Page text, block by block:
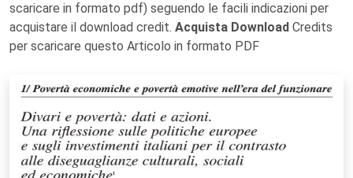
scaricare in formato pdf) seguendo le facili indicazioni per
acquistare il download credit. Acquista Download Credits
per scaricare questo Articolo in formato PDF